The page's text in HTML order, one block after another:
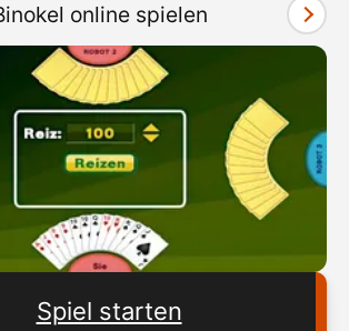
online spielen
Spiel starten